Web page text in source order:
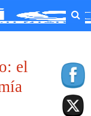
el